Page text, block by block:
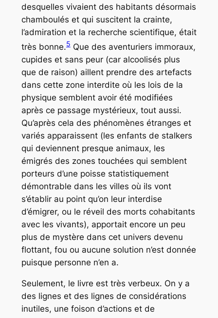
desquelles vivaient des habitants désormais
chamboulés et qui suscitent la crainte,
l’admiration et la recherche scientifique, était
très bonne.5Que des aventuriers immoraux,
cupides et sans peur (car alcoolisés plus
que de raison) aillent prendre des artefacts
dans cette zone interdite où les lois de la
physique semblent avoir été modifiées
après ce passage mystérieux, tout aussi.
Qu’après cela des phénomènes étranges et
variés apparaissent (les enfants de stalkers
qui deviennent presque animaux, les
émigrés des zones touchées qui semblent
porteurs d’une poisse statistiquement
démontrable dans les villes où ils vont
s’établir au point qu’on leur interdise
d’émigrer, ou le réveil des morts cohabitants
avec les vivants), apportait encore un peu
plus de mystère dans cet univers devenu
flottant, fou ou aucune solution n’est donnée
puisque personne n’en a.
Seulement, le livre est très verbeux. On y a
des lignes et des lignes de considérations
inutiles, une foison d’actions et de